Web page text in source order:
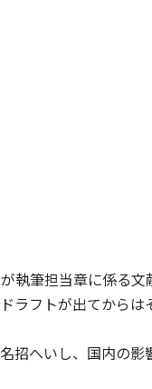
執筆担当章に係る
ラフトが出てから
招へいし、国内の